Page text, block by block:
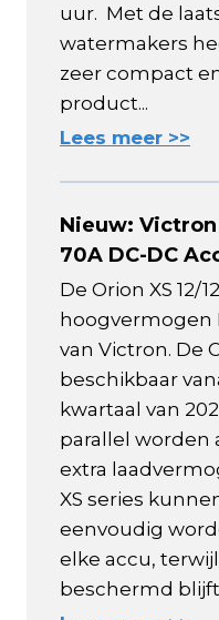
uur. Met de
watermakers
zeer compact
product...
Lees meer >>
Nieuw: Victron
70A DC-DC
De Orion XS 12/
hoogvermogen
van Victron. De
beschikbaar
kwartaal van
parallel worden
extra
XS series
eenvoudig
elke accu,
beschermd